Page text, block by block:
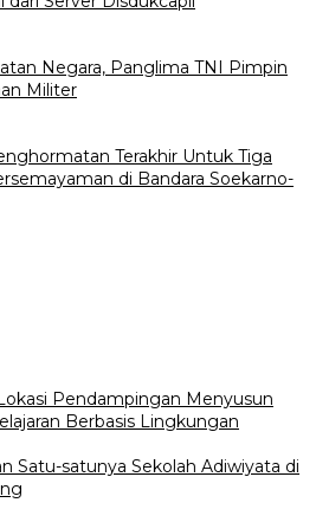
Negara, Panglima TNI Pimpin
Militer
Terakhir Untuk Tiga
di Bandara Soekarno-
Pendampingan Menyusun
Berbasis Lingkungan
Satu-satunya Sekolah Adiwiyata di